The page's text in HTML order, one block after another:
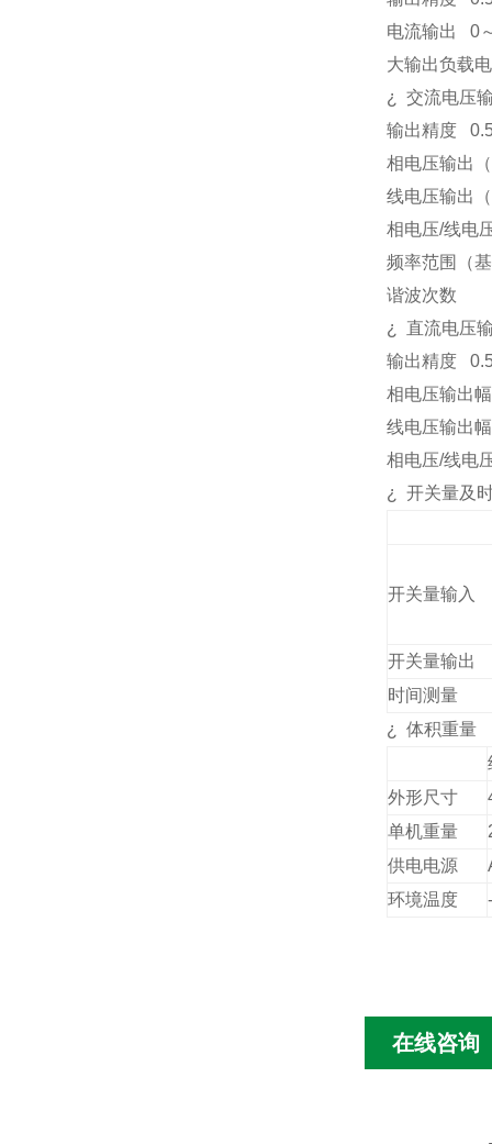
电流输出 0
大输出负载
¿
交流电压
输出精度
相电压输出
线电压输出
相电压/线电
频率范围（
谐波次数
¿
直流电压
输出精度
相电压输出
线电压输出
相电压/线电
¿
开关量及
开关量输入
开关量输出
时间测量
¿
体积重量
外形尺寸
单机重量
供电电源
环境温度
在线咨询